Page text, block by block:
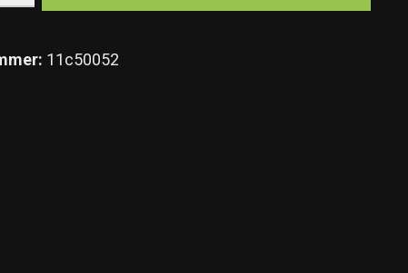
11c50052